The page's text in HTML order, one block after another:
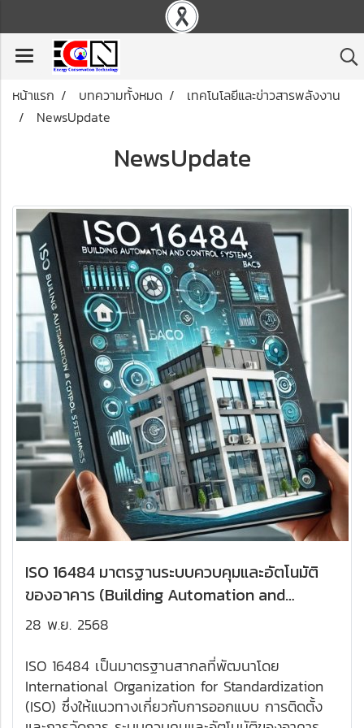
หน้าแรก บทความทั้งหมด
เทคโนโลยีและข่าวสารพลังงาน
NewsUpdate
NewsUpdate
ISO 16484 มาตรฐานระบบควบคุมและอัตโนมัติ
ของอาคาร (Building Automation and
Control Systems - BACS)
28 พ.ย. 2568
ISO 16484 เป็นมาตรฐานสากลที่พัฒนาโดย
International Organization for Standardization
(ISO) ซึ่งให้แนวทางเกี่ยวกับการออกแบบ การติดตั้ง